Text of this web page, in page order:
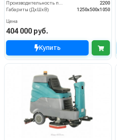
Производительность по площади (м2/ч)
2200
Габариты (ДхШхВ)
1250х500х1050
Цена
404 000 руб.
Купить